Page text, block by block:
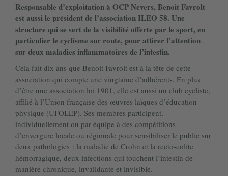
Responsable d’exploitation à OCP Nevers, Benoit Favrolt
est aussi le président de l’association ILEO 58. Une
structure qui se sert de la visibilité offerte par le sport, en
particulier le cyclisme sur route, pour attirer l’attention
sur deux maladies inflammatoires de l’intestin.
Cela fait dix ans que Benoit Favrolt est à la tête de cette
association qui compte une vingtaine d’adhérents. En plus
d’être une association loi 1901, elle est aussi un club cycliste,
affilié à l’Union française des œuvres laïques d’éducation
physique (UFOLEP). Ses membres participent,
individuellement ou par équipe à des compétitions
d’envergure locale ou régionale pour sensibiliser le public sur
deux pathologies : la maladie de Crohn et la recto-colite
hémorragique, deux infections qui touchent l’intestin de
manière chronique, invalidante et invisible.